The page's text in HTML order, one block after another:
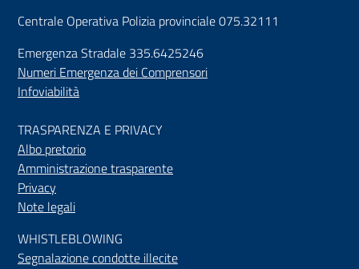
Centrale Operativa Polizia provinciale 075.32111
Emergenza Stradale 335.6425246
Numeri Emergenza dei Comprensori
Infoviabilità
TRASPARENZA E PRIVACY
Albo pretorio
Amministrazione trasparente
Privacy
Note legali
WHISTLEBLOWING
Segnalazione condotte illecite